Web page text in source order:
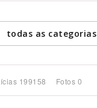
todas as categorias
199158 Fotos 0